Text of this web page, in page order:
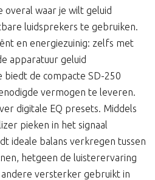
overal waar je wilt geluid
luidsprekers te gebruiken.
en energiezuinig: zelfs met
apparatuur geluid
de compacte SD-250
vermogen te leveren.
digitale EQ presets. Middels
pieken in het signaal
ideale balans verkregen tussen
hetgeen de luisterervaring
versterker gebruikt in